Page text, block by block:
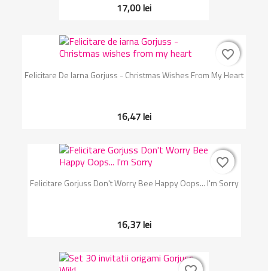
17,00 lei
Felicitare De Iarna Gorjuss - Christmas Wishes From My Heart
16,47 lei
favorite_border
favorite_border
Felicitare Gorjuss Don't Worry Bee Happy Oops... I'm Sorry
16,37 lei
favorite_border
favorite_border